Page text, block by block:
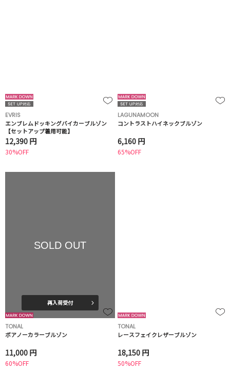
EVRIS
エンブレムドッキングバイカーブルゾン
【セットアップ着用可能】
12,390 円
30%OFF
LAGUNAMOON
コントラストハイネックブルゾン
6,160 円
65%OFF
SOLD OUT
再入荷受付
TONAL
ボアノーカラーブルゾン
11,000 円
60%OFF
TONAL
レースフェイクレザーブルゾン
18,150 円
50%OFF